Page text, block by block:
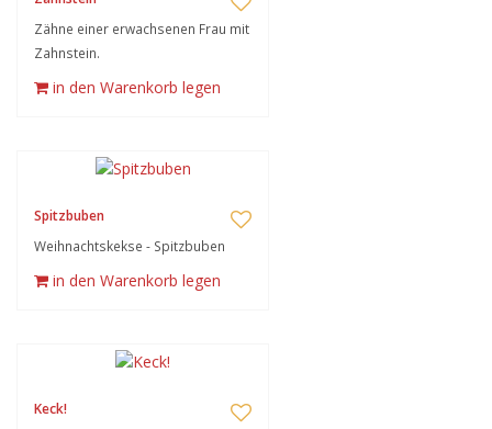
Zähne einer erwachsenen Frau mit
Zahnstein.
in den Warenkorb legen
Spitzbuben
Weihnachtskekse - Spitzbuben
in den Warenkorb legen
Keck!